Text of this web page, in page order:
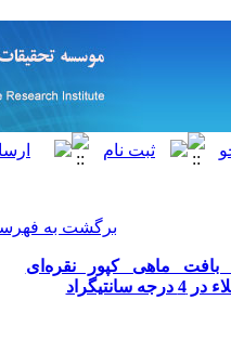
برگشت به
ماهی کپور نقره‌ای